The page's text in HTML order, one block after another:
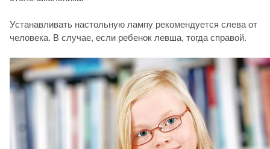
Устанавливать настольную лампу рекомендуется слева от
человека. В случае, если ребенок левша, тогда справой.